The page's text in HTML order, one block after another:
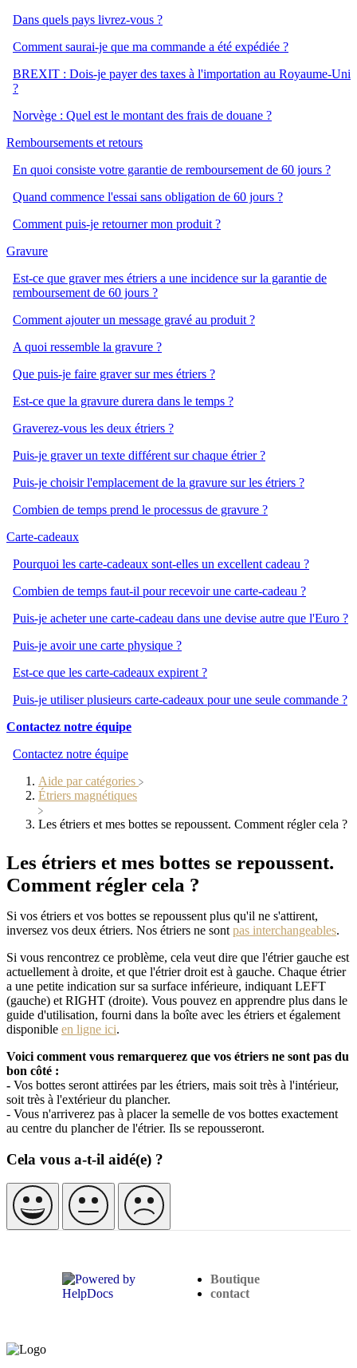
Dans quels pays livrez-vous ?
Comment saurai-je que ma commande a été expédiée ?
BREXIT : Dois-je payer des taxes à l'importation au Royaume-Uni
?
Norvège : Quel est le montant des frais de douane ?
Remboursements et retours
En quoi consiste votre garantie de remboursement de 60 jours ?
Quand commence l'essai sans obligation de 60 jours ?
Comment puis-je retourner mon produit ?
Gravure
Est-ce que graver mes étriers a une incidence sur la garantie de
remboursement de 60 jours ?
Comment ajouter un message gravé au produit ?
A quoi ressemble la gravure ?
Que puis-je faire graver sur mes étriers ?
Est-ce que la gravure durera dans le temps ?
Graverez-vous les deux étriers ?
Puis-je graver un texte différent sur chaque étrier ?
Puis-je choisir l'emplacement de la gravure sur les étriers ?
Combien de temps prend le processus de gravure ?
Carte-cadeaux
Pourquoi les carte-cadeaux sont-elles un excellent cadeau ?
Combien de temps faut-il pour recevoir une carte-cadeau ?
Puis-je acheter une carte-cadeau dans une devise autre que l'Euro ?
Puis-je avoir une carte physique ?
Est-ce que les carte-cadeaux expirent ?
Puis-je utiliser plusieurs carte-cadeaux pour une seule commande ?
Contactez notre équipe
Contactez notre équipe
Aide par catégories
​Étriers magnétiques
Les étriers et mes bottes se repoussent. Comment régler cela ?
Les étriers et mes bottes se repoussent.
Comment régler cela ?
Si vos étriers et vos bottes se repoussent plus qu'il ne s'attirent,
inversez vos deux étriers. Nos étriers ne sont pas interchangeables.
Si vous rencontrez ce problème, cela veut dire que l'étrier gauche est
actuellement à droite, et que l'étrier droit est à gauche. Chaque étrier
a une petite indication sur sa surface inférieure, indiquant LEFT
(gauche) et RIGHT (droite). Vous pouvez en apprendre plus dans le
guide d'utilisation, fourni dans la boîte avec les étriers et également
disponible en ligne ici.
Voici comment vous remarquerez que vos étriers ne sont pas du
bon côté :
- Vos bottes seront attirées par les étriers, mais soit très à l'intérieur,
soit très à l'extérieur du plancher.
- Vous n'arriverez pas à placer la semelle de vos bottes exactement
au centre du plancher de l'étrier. Ils se repousseront.
Cela vous a-t-il aidé(e) ?
(opens in a new tab)
Boutique
contact